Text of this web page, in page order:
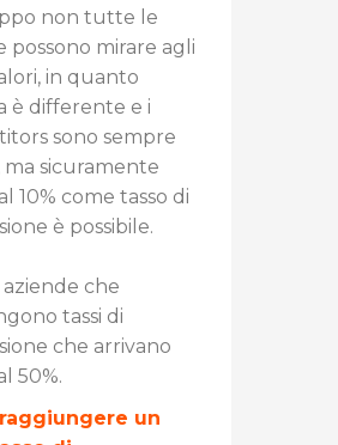
non tutte le
possono mirare agli
in quanto
è differente e i
sono sempre
sicuramente
10% come tasso di
è possibile.
aziende che
tassi di
che arrivano
50%.
un